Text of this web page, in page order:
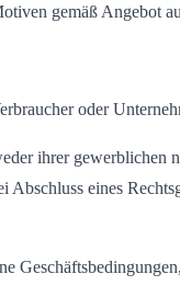
gemäß Angebot
oder
ihrer
eines